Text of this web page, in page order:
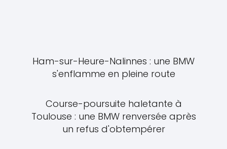
Ham-sur-Heure-Nalinnes : une BMW
s'enflamme en pleine route
Course-poursuite haletante à
Toulouse : une BMW renversée après
un refus d'obtempérer